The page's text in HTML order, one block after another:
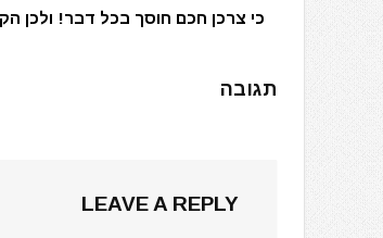
כי צרכן חכם חוסך בכל דבר! ולכן
תגובה
LEAVE A REPLY